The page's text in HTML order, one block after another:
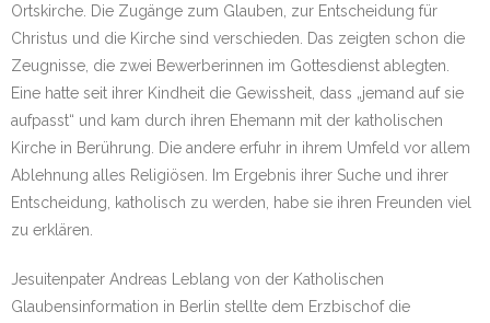
Ortskirche. Die Zugänge zum Glauben, zur Entscheidung für
Christus und die Kirche sind verschieden. Das zeigten schon die
Zeugnisse, die zwei Bewerberinnen im Gottesdienst ablegten.
Eine hatte seit ihrer Kindheit die Gewissheit, dass „jemand auf sie
aufpasst“ und kam durch ihren Ehemann mit der katholischen
Kirche in Berührung. Die andere erfuhr in ihrem Umfeld vor allem
Ablehnung alles Religiösen. Im Ergebnis ihrer Suche und ihrer
Entscheidung, katholisch zu werden, habe sie ihren Freunden viel
zu erklären.
Jesuitenpater Andreas Leblang von der Katholischen
Glaubensinformation in Berlin stellte dem Erzbischof die